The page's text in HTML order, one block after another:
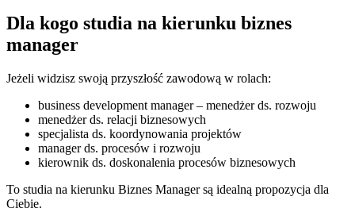
Dla kogo studia na kierunku biznes
manager
Jeżeli widzisz swoją przyszłość zawodową w rolach:
business development manager – menedżer ds. rozwoju
menedżer ds. relacji biznesowych
specjalista ds. koordynowania projektów
manager ds. procesów i rozwoju
kierownik ds. doskonalenia procesów biznesowych
To studia na kierunku Biznes Manager są idealną propozycja dla
Ciebie.